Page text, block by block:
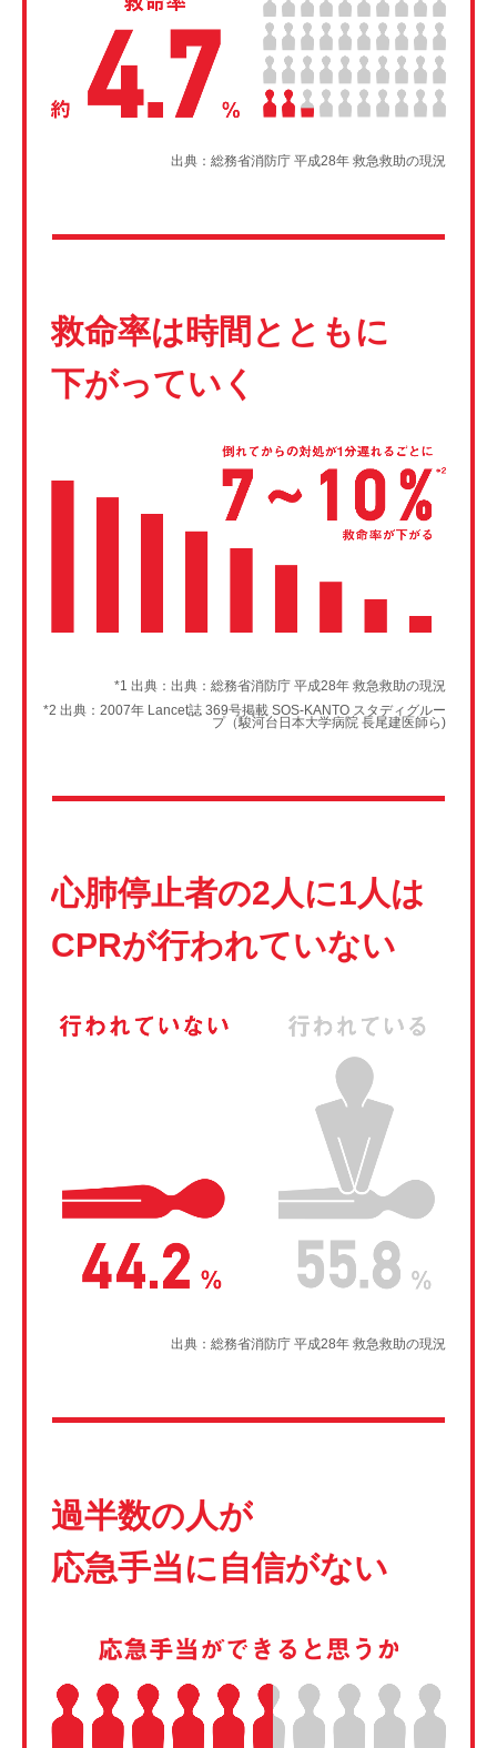
出典：総務省消防庁 平成28年 救急救助の現況
救命率は時間とともに
下がっていく
*1 出典：出典：総務省消防庁 平成28年 救急救助の現況
*2 出典：2007年 Lancet誌 369号掲載 SOS-KANTO スタディグルー
プ（駿河台日本大学病院 長尾建医師ら)
心肺停止者の2人に1人は
CPRが行われていない
出典：総務省消防庁 平成28年 救急救助の現況
過半数の人が
応急手当に自信がない